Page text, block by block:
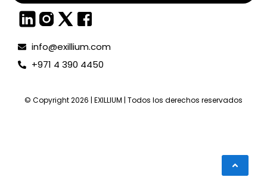
info@exillium.com
+971 4 390 4450
© Copyright 2026 | EXILLIUM | Todos los derechos reservados